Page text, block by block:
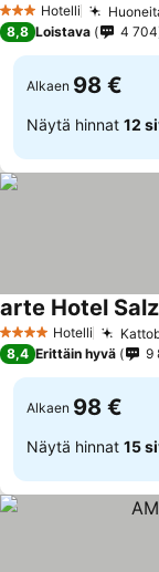
3 Tähtiluokitus
Hotelli
8,8 Loistava 4 704
Alkaen 98 €
Näytä hinnat 12
4 Tähtiluokitus
Hotelli
arte Hotel
8,4 Erittäin hyvä 9
Alkaen 98 €
Näytä hinnat 15